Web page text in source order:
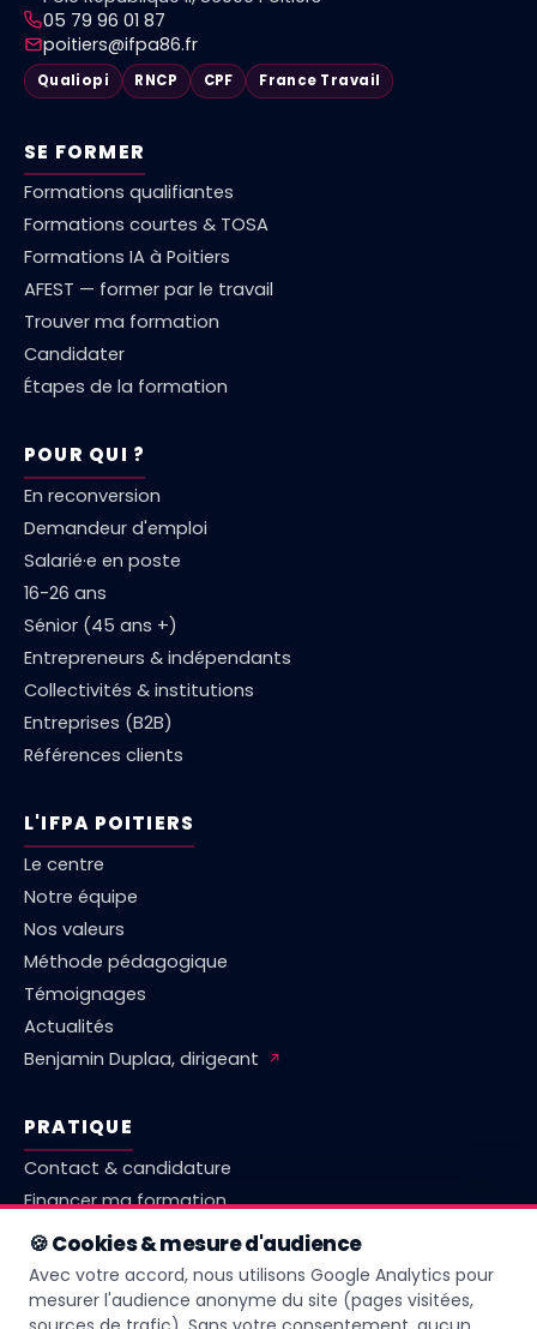
05 79 96 01 87
poitiers@ifpa86.fr
Qualiopi RNCP CPF France Travail
SE FORMER
Formations qualifiantes
Formations courtes & TOSA
Formations IA à Poitiers
AFEST — former par le travail
Trouver ma formation
Candidater
Étapes de la formation
POUR QUI ?
En reconversion
Demandeur d'emploi
Salarié·e en poste
16-26 ans
Sénior (45 ans +)
Entrepreneurs & indépendants
Collectivités & institutions
Entreprises (B2B)
Références clients
L'IFPA POITIERS
Le centre
Notre équipe
Nos valeurs
Méthode pédagogique
Témoignages
Actualités
Benjamin Duplaa, dirigeant ↗
PRATIQUE
Contact & candidature
Financer ma formation
Marché emploi Vienne
Comparatif centres Poitiers
Questions fréquentes
🍪 Cookies & mesure d'audience
Avec votre accord, nous utilisons Google Analytics pour
mesurer l'audience anonyme du site (pages visitées,